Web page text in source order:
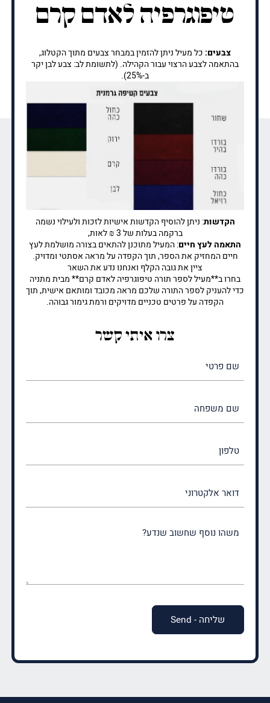
טיפוגרפיה לאדם קרם
צבעים: כל מעיל ניתן להזמין במבחר צבעים מתוך הקטלוג,
בהתאמה לצבע הרצוי עבור הקהילה. (לתשומת לב: צבע לבן יקר
ב-25%).
הקדשות: ניתן להוסיף הקדשות אישיות לזכות ולעילוי נשמה
ברקמה בעלות של 3 ₪ לאות,
התאמה לעץ חיים: המעיל מתוכנן להתאים בצורה מושלמת לעץ
חיים המחזיק את הספר, תוך הקפדה על מראה אסתטי ומדויק.
ציין את גובה הקלף ואנחנו נדע את השאר
בחרו ב**מעיל לספר תורה טיפוגרפיה לאדם קרם** מבית מתניה
כדי להעניק לספר התורה שלכם מראה מכובד ומותאם אישית, תוך
הקפדה על פרטים טכניים מדויקים ורמת גימור גבוהה.
צרו איתי קשר
(חובה)
(חובה)